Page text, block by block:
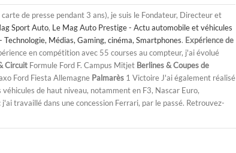
de presse pendant 3 ans), je suis le Fondateur, Directeur et
Sport Auto, Le Mag Auto Prestige - Actu automobile et véhicules
Technologie, Médias, Gaming, cinéma, Smartphones. Expérience de
en compétition avec 55 courses au compteur, j'ai évolué
Circuit Formule Ford F. Campus Mitjet Berlines & Coupes de
Ford Fiesta Allemagne Palmarès 1 Victoire J'ai également réalisé
de haut niveau, notamment en F3, Nascar Euro,
travaillé dans une concession Ferrari, par le passé. Retrouvez-